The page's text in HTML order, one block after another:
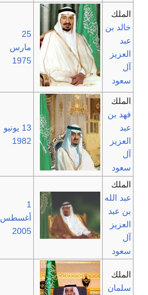
الملك
خالد بن
عبد
العزيز
آل
سعود
25
مارس
1975
الملك
فهد بن
عبد
العزيز
آل
سعود
13 يونيو
1982
الملك
عبد الله
بن عبد
العزيز
آل
سعود
1
أغسطس
2005
الملك
سلمان